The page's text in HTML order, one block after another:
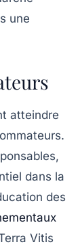
une
atteindre
dans la
des
Vitis